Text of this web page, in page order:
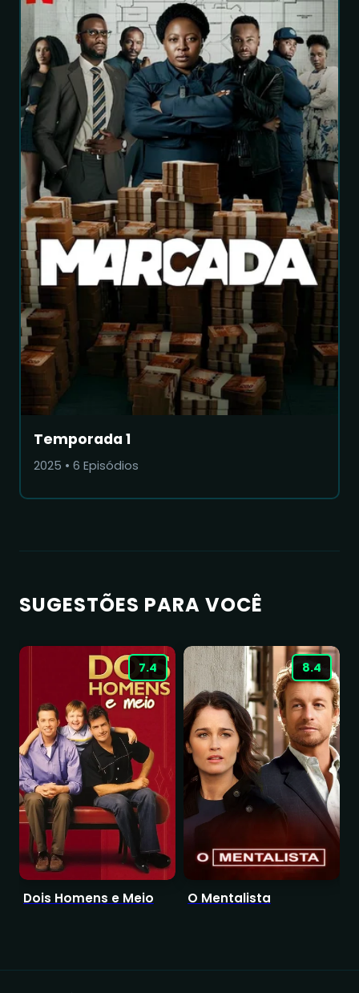
Temporada 1
2025 • 6 Episódios
SUGESTÕES PARA VOCÊ
7.4
Dois Homens e Meio
8.4
O Mentalista